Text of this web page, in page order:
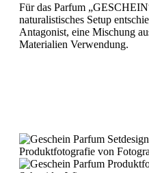
Für das Parfum
naturalistisches Setup
Antagonist, eine Mischung
Materialien Verwendung.